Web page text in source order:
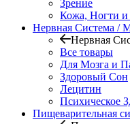
Зрение
Кожа, Ногти
Нервная Система /
Нервная
Все товары
Для Мозга и
Здоровый Сон
Лецитин
Психическое
Пищеварительная